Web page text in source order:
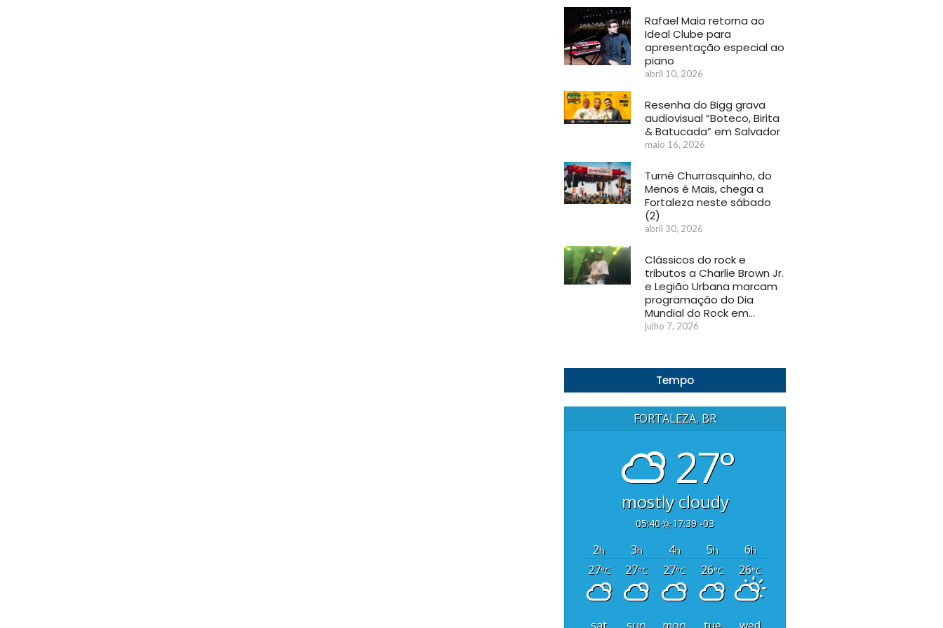
Rafael Maia retorna ao
Ideal Clube para
apresentação especial ao
piano
abril 10, 2026
Resenha do Bigg grava
audiovisual “Boteco, Birita
& Batucada” em Salvador
maio 16, 2026
Turnê Churrasquinho, do
Menos é Mais, chega a
Fortaleza neste sábado
(2)
abril 30, 2026
Clássicos do rock e
tributos a Charlie Brown Jr.
e Legião Urbana marcam
programação do Dia
Mundial do Rock em…
julho 7, 2026
Tempo
FORTALEZA, BR
27°
mostly cloudy
05:40 17:39 -03
2h 3h 4h 5h 6h
27°C 27°C 27°C 26°C 26°C